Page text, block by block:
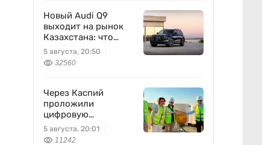
Новый Audi Q9
выходит на рынок
Казахстана: что
известно
5 августа, 20:50
32560
Через Каспий
проложили
цифровую
магистраль: что это
изменит
5 августа, 20:01
11242